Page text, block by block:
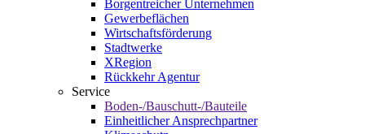
Borgentreicher Unternehmen
Gewerbeflächen
Wirtschaftsförderung
Stadtwerke
XRegion
Rückkehr Agentur
Service
Boden-/Bauschutt-/Bauteile
Einheitlicher Ansprechpartner